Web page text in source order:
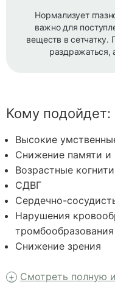
Нормализует
важно для
веществ в сетчатку.
раздражаться,
Кому подойдет:
Высокие
Снижение памяти и
Возрастные
СДВГ
Сердечно-
Нарушения
тромбообразования
Снижение зрения
Смотреть полную